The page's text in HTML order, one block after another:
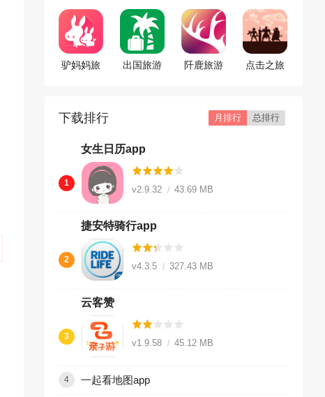
链
app
驴妈妈旅
出国旅游
阡鹿旅游
点击之旅
下载排行 月排行 总排行
女生日历app
1
v2.9.32 43.69 MB
捷安特骑行app
2
v4.3.5 327.43 MB
云客赞
3
v1.9.58 45.12 MB
一起看地图app
4